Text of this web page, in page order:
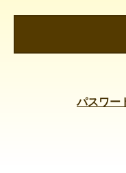
パスワー